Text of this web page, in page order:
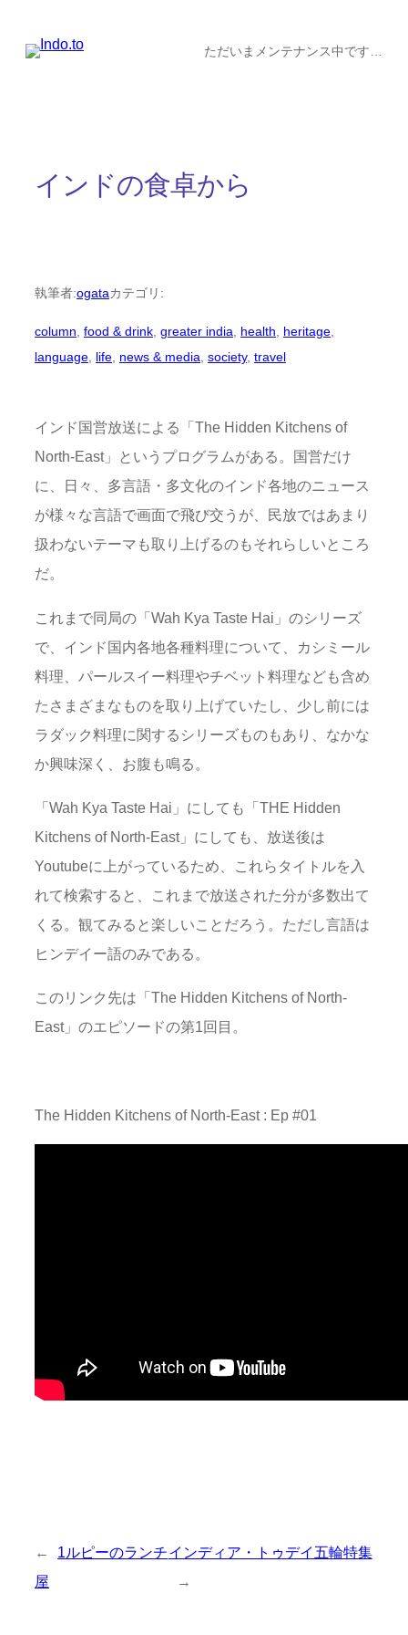
ただいまメンテナンス中です…
インドの食卓から
執筆者:ogataカテゴリ:
column food & drink greater india health heritage
language life news & media society, travel
インド国営放送による「The Hidden Kitchens of
North-East」というプログラムがある。国営だけ
に、日々、多言語・多文化のインド各地のニュース
が様々な言語で画面で飛び交うが、民放ではあまり
扱わないテーマも取り上げるのもそれらしいところ
だ。
これまで同局の「Wah Kya Taste Hai」のシリーズ
で、インド国内各地各種料理について、カシミール
料理、パールスイー料理やチベット料理なども含め
たさまざまなものを取り上げていたし、少し前には
ラダック料理に関するシリーズものもあり、なかな
か興味深く、お腹も鳴る。
「Wah Kya Taste Hai」にしても「THE Hidden
Kitchens of North-East」にしても、放送後は
Youtubeに上がっているため、これらタイトルを入
れて検索すると、これまで放送された分が多数出て
くる。観てみると楽しいことだろう。ただし言語は
ヒンデイー語のみである。
このリンク先は「The Hidden Kitchens of North-
East」のエピソードの第1回目。
The Hidden Kitchens of North-East : Ep #01
←
1ルピーのランチ
屋
インディア・トゥデイ五輪特集
→